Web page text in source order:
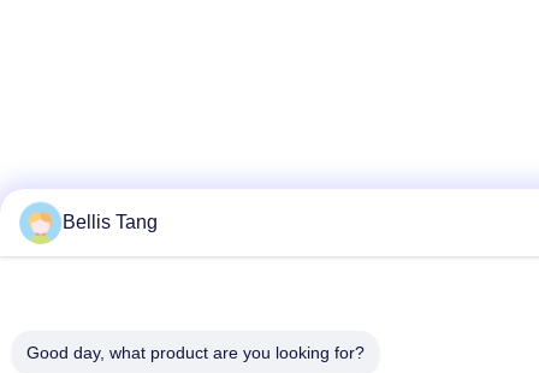
Bellis Tang
Good day, what product are you looking for?